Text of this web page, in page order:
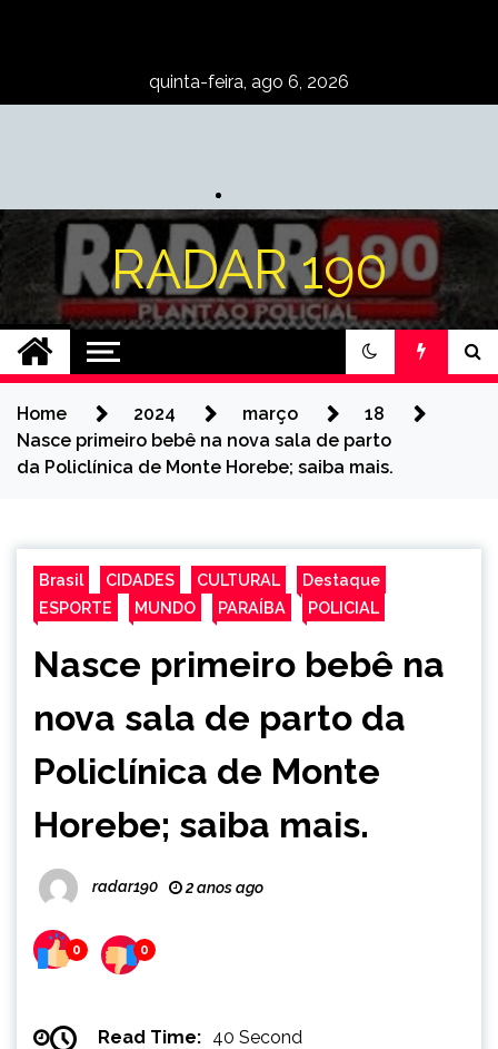
quinta-feira, ago 6, 2026
RADAR 190
Home 2024 março
18
Nasce primeiro bebê na nova sala de parto
da Policlínica de Monte Horebe; saiba mais.
Brasil CIDADES CULTURAL
Destaque
ESPORTE
MUNDO PARAÍBA POLICIAL
Nasce primeiro bebê na
nova sala de parto da
Policlínica de Monte
Horebe; saiba mais.
radar190 2 anos ago
0 0
Read Time: 40 Second